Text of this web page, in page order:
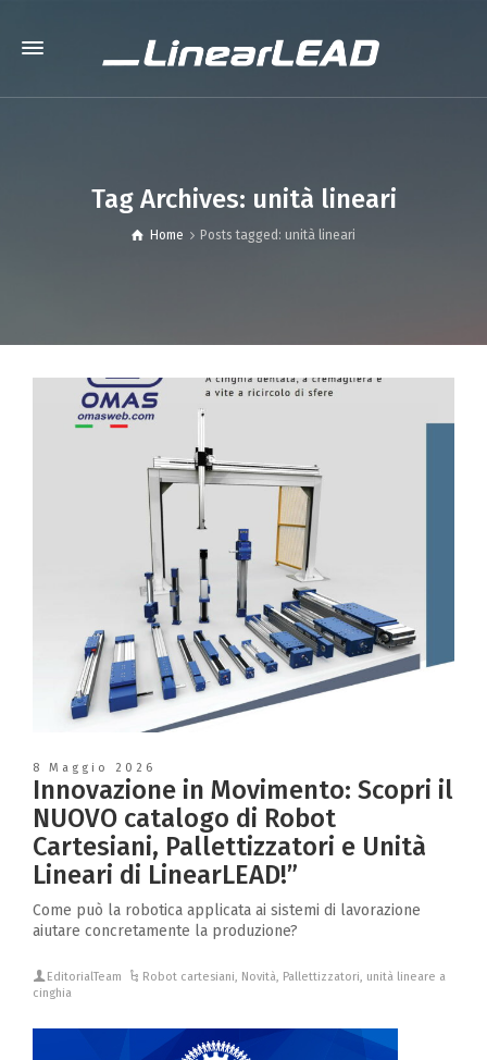
Tag Archives: unità lineari
Home Posts tagged: unità lineari
8 Maggio 2026
Innovazione in Movimento: Scopri il
NUOVO catalogo di Robot
Cartesiani, Pallettizzatori e Unità
Lineari di LinearLEAD!”
Come può la robotica applicata ai sistemi di lavorazione
aiutare concretamente la produzione?
EditorialTeam Robot cartesiani, Novità, Pallettizzatori, unità lineare a
cinghia